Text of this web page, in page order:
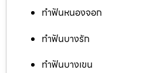
ทำฟันหนองจอก
ทำฟันบางรัก
ทำฟันบางเขน